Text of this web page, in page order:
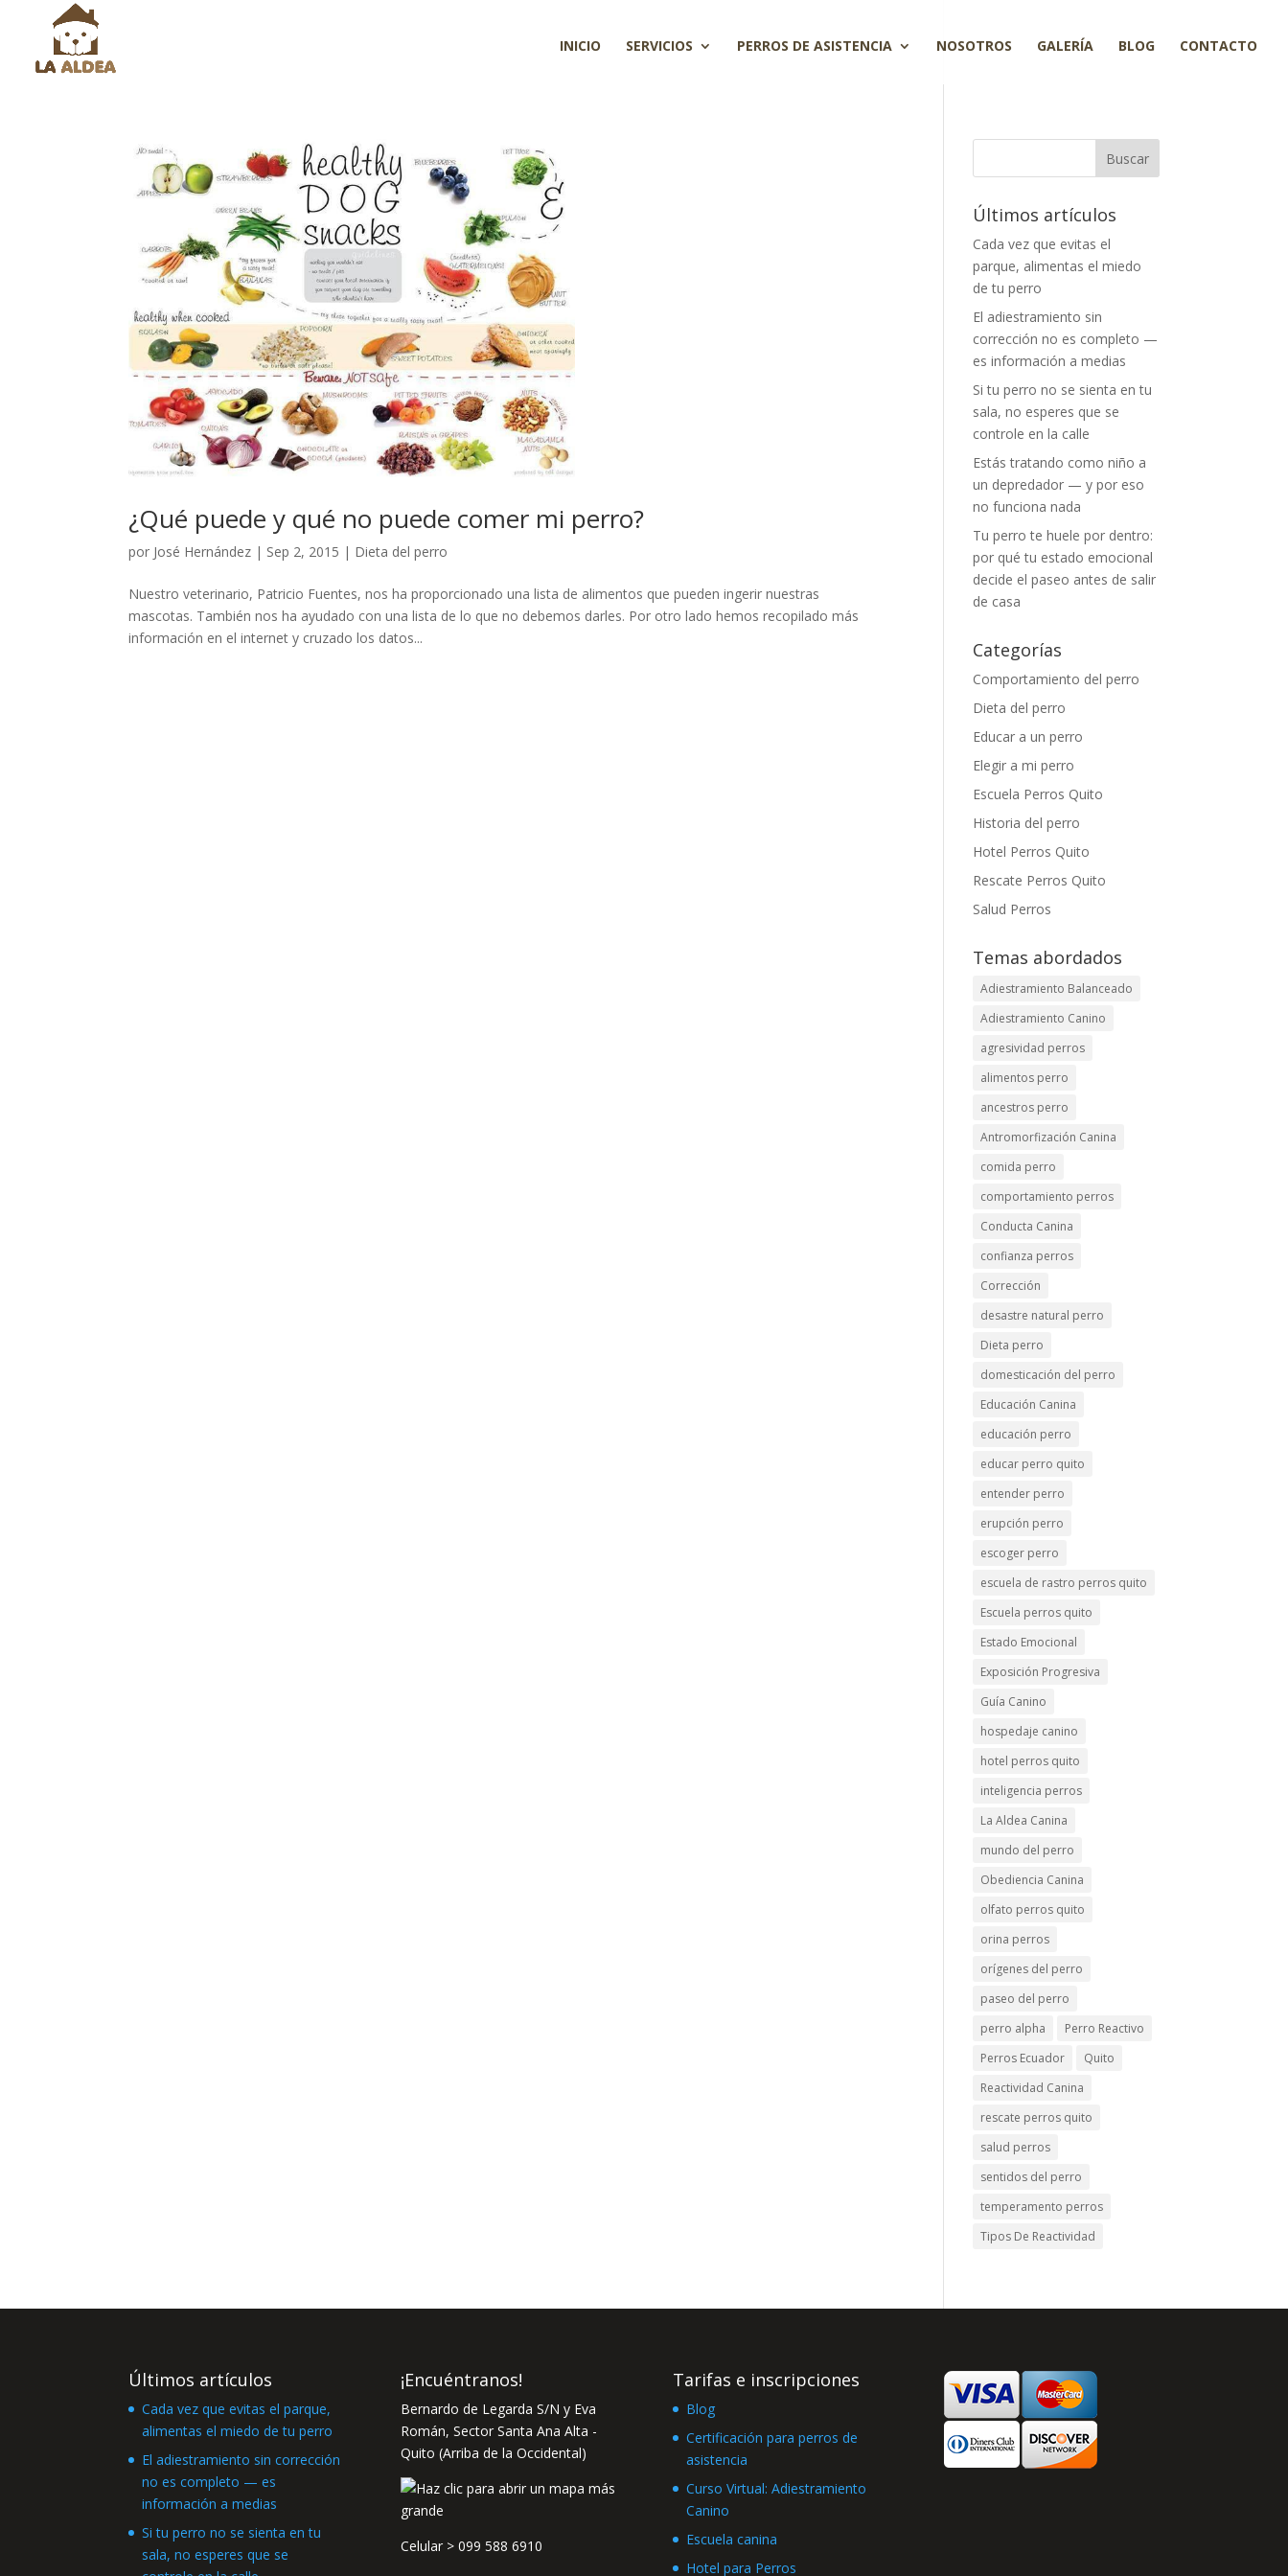
INICIO SERVICIOS PERROS DE ASISTENCIA NOSOTROS GALERÍA BLOG CONTACTO
¿Qué puede y qué no puede comer mi perro?
por José Hernández | Sep 2, 2015 | Dieta del perro
Nuestro veterinario, Patricio Fuentes, nos ha proporcionado una lista de alimentos que pueden ingerir nuestras
mascotas. También nos ha ayudado con una lista de lo que no debemos darles. Por otro lado hemos recopilado más
información en el internet y cruzado los datos...
Últimos artículos
Cada vez que evitas el
parque, alimentas el miedo
de tu perro
El adiestramiento sin
corrección no es completo —
es información a medias
Si tu perro no se sienta en tu
sala, no esperes que se
controle en la calle
Estás tratando como niño a
un depredador — y por eso
no funciona nada
Tu perro te huele por dentro:
por qué tu estado emocional
decide el paseo antes de salir
de casa
Categorías
Comportamiento del perro
Dieta del perro
Educar a un perro
Elegir a mi perro
Escuela Perros Quito
Historia del perro
Hotel Perros Quito
Rescate Perros Quito
Salud Perros
Temas abordados
Adiestramiento Balanceado
Adiestramiento Canino
agresividad perros
alimentos perro
ancestros perro
Antromorfización Canina
comida perro
comportamiento perros
Conducta Canina
confianza perros
Corrección
desastre natural perro
Dieta perro
domesticación del perro
Educación Canina
educación perro
educar perro quito
entender perro
erupción perro
escoger perro
escuela de rastro perros quito
Escuela perros quito
Estado Emocional
Exposición Progresiva
Guía Canino
hospedaje canino
hotel perros quito
inteligencia perros
La Aldea Canina
mundo del perro
Obediencia Canina
olfato perros quito
orina perros
orígenes del perro
paseo del perro
perro alpha
Perro Reactivo
Perros Ecuador
Quito
Reactividad Canina
rescate perros quito
salud perros
sentidos del perro
temperamento perros
Tipos De Reactividad
Últimos artículos
Cada vez que evitas el parque,
alimentas el miedo de tu perro
El adiestramiento sin corrección
no es completo — es
información a medias
Si tu perro no se sienta en tu
sala, no esperes que se
¡Encuéntranos!
Bernardo de Legarda S/N y Eva
Román, Sector Santa Ana Alta -
Quito (Arriba de la Occidental)
Celular > 099 588 6910
Tarifas e inscripciones
Blog
Certificación para perros de
asistencia
Curso Virtual: Adiestramiento
Canino
Escuela canina
Hotel para Perros